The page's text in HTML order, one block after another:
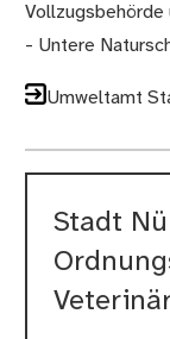
- Untere
Umweltamt
Stadt